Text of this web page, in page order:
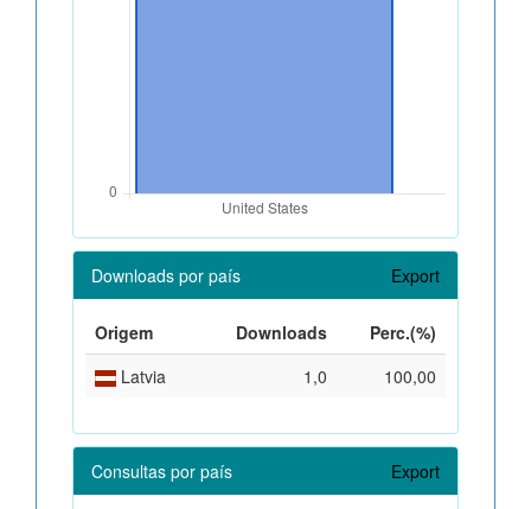
Downloads por país Export
Origem Downloads
Perc.(%)
Latvia
1,0 100,00
Consultas por país Export